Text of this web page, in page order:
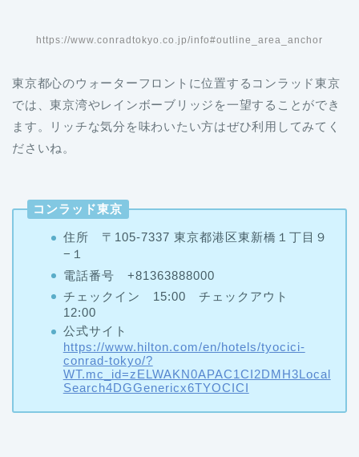
https://www.conradtokyo.co.jp/info#outline_area_anchor
東京都心のウォーターフロントに位置するコンラッド東京
では、東京湾やレインボーブリッジを一望することができ
ます。リッチな気分を味わいたい方はぜひ利用してみてく
ださいね。
コンラッド東京
住所 〒105-7337 東京都港区東新橋１丁目９
−１
電話番号 +81363888000
チェックイン 15:00 チェックアウト
12:00
公式サイト
https://www.hilton.com/en/hotels/tyocici-
conrad-tokyo/?
WT.mc_id=zELWAKN0APAC1CI2DMH3Local
Search4DGGenericx6TYOCICI